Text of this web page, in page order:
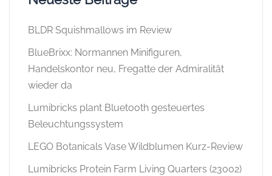
BLDR Squishmallows im Review
BlueBrixx: Normannen Minifiguren,
Handelskontor neu, Fregatte der Admiralität
wieder da
Lumibricks plant Bluetooth gesteuertes
Beleuchtungssystem
LEGO Botanicals Vase Wildblumen Kurz-Review
Lumibricks Protein Farm Living Quarters (23002)